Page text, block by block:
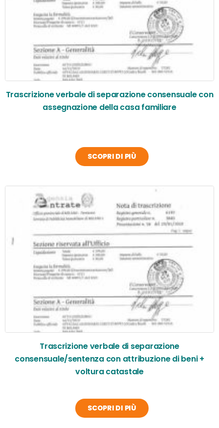
Trascrizione verbale di separazione consensuale con
assegnazione della casa familiare
SCOPRI DI PIÙ
Trascrizione verbale di separazione
consensuale/sentenza con attribuzione di beni +
voltura catastale
SCOPRI DI PIÙ